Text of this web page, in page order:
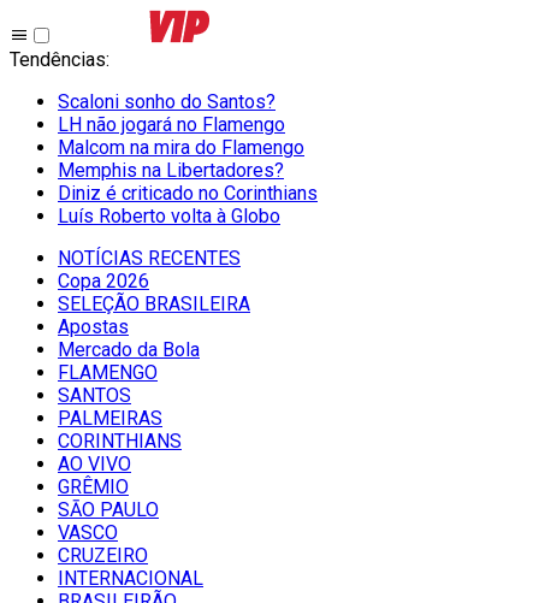
Tendências:
Scaloni sonho do Santos?
LH não jogará no Flamengo
Malcom na mira do Flamengo
Memphis na Libertadores?
Diniz é criticado no Corinthians
Luís Roberto volta à Globo
NOTÍCIAS RECENTES
Copa 2026
SELEÇÃO BRASILEIRA
Apostas
Mercado da Bola
FLAMENGO
SANTOS
PALMEIRAS
CORINTHIANS
AO VIVO
GRÊMIO
SĀO PAULO
VASCO
CRUZEIRO
INTERNACIONAL